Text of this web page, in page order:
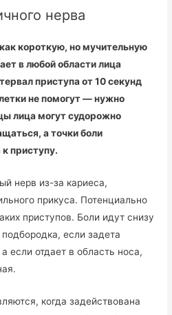
нерва
короткую, но мучительную
в любой области лица
приступа от 10 секунд
не помогут — нужно
лица могут судорожно
а точки боли
приступу.
нерв из-за кариеса,
прикуса. Потенциально
приступов. Боли идут снизу
если задета
если отдает в область носа,
когда задействована